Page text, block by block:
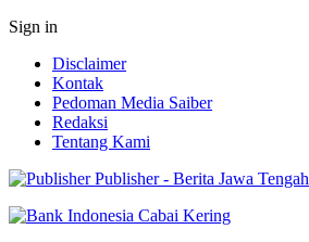
Sign in
Disclaimer
Kontak
Pedoman Media Saiber
Redaksi
Tentang Kami
Publisher - Berita Jawa Tengah